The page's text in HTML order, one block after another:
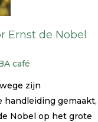
Ernst de Nobel
café
zijn
handleiding gemaakt,
Nobel op het grote